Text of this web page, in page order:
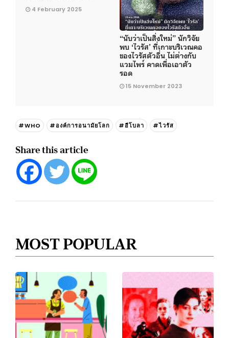
4 February 2025
“นับว่าเป็นสิ่งใหม่” นักวิจัย
พบ ‘ไวรัส’ ที่เกาะบริเวณคอ
ของไวรัสตัวอื่น ไม่ต่างกับ
แวมไพร์ คาดเพื่อเอาตัว
รอด
15 November 2023
#WHO #องค์การอนามัยโลก #อีโบลา #ไวรัส
Share this article
MOST POPULAR